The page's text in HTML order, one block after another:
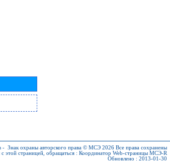
- Знак охраны авторского права © МСЭ 2026 Все права сохранены
этой страницей, обращаться : Координатор Web-страницы МСЭ-R
Обновлено : 2013-01-30